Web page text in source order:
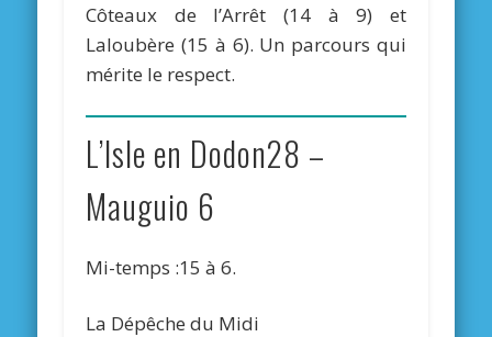
Côteaux de l’Arrêt (14 à 9) et
Laloubère (15 à 6). Un parcours qui
mérite le respect.
L’Isle en Dodon28 –
Mauguio 6
Mi-temps :15 à 6.
La Dépêche du Midi